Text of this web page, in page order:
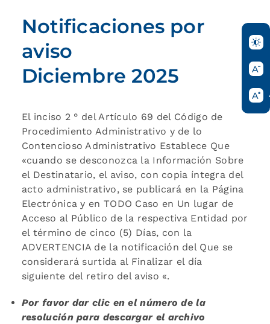
Notificaciones por
aviso
Diciembre 2025
El inciso 2 ° del Artículo 69 del Código de
Procedimiento Administrativo y de lo
Contencioso Administrativo Establece Que
«cuando se desconozca la Información Sobre
el Destinatario, el aviso, con copia íntegra del
acto administrativo, se publicará en la Página
Electrónica y en TODO Caso en Un lugar de
Acceso al Público de la respectiva Entidad por
el término de cinco (5) Días, con la
ADVERTENCIA de la notificación del Que se
considerará surtida al Finalizar el día
siguiente del retiro del aviso «.
Por favor dar clic en el número de la
resolución para descargar el archivo